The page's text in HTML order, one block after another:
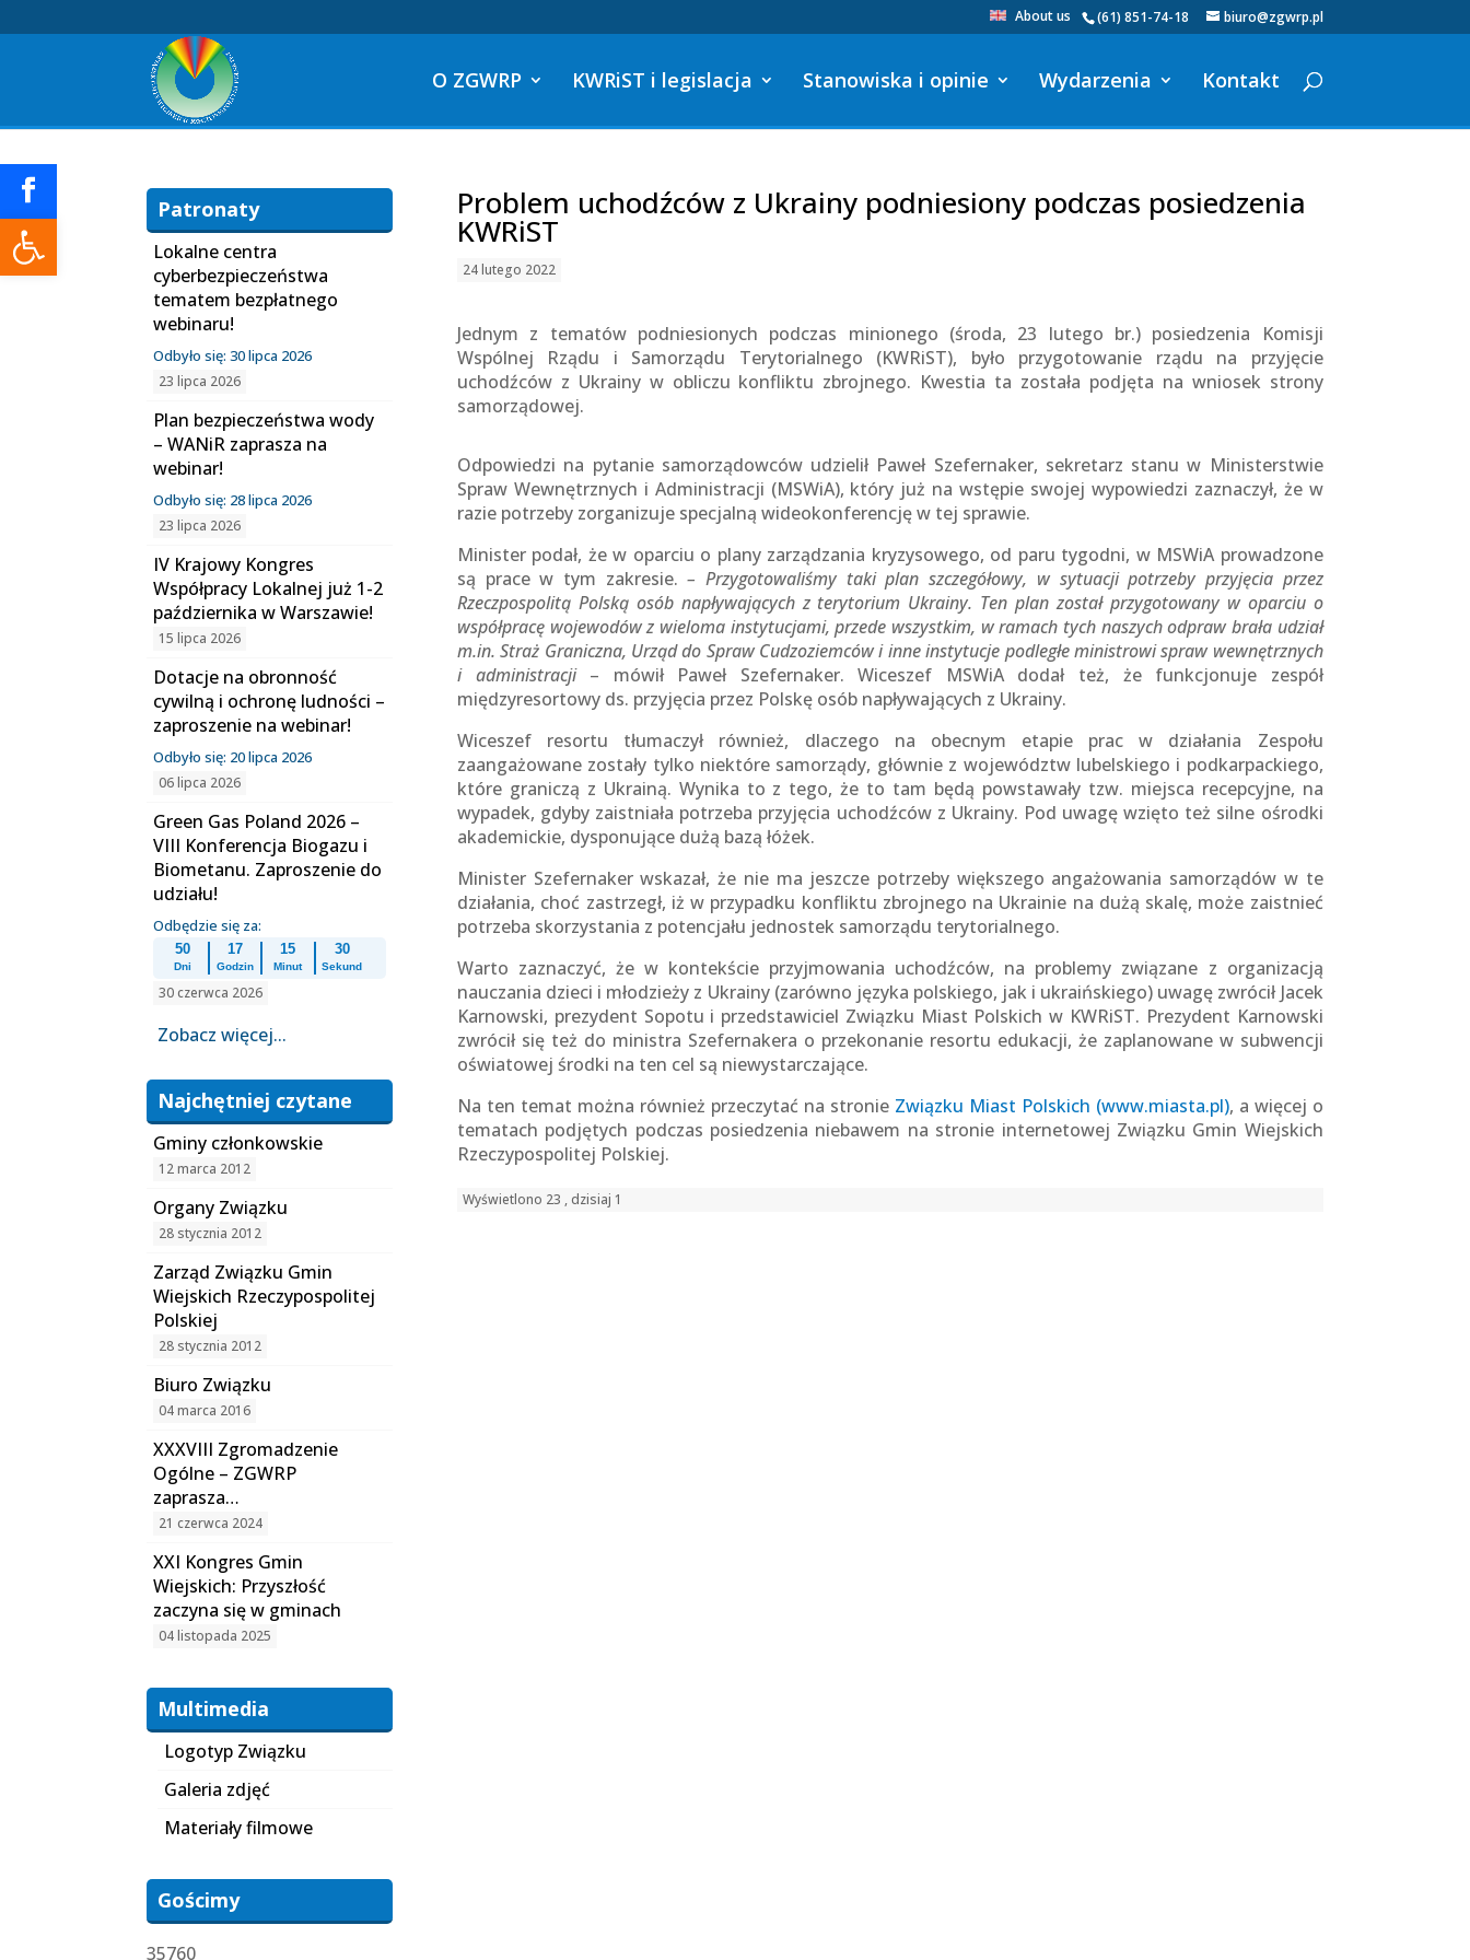
Otwórz pasek narzędzi
(61) 851-74-18 biuro@zgwrp.pl
About us
O ZGWRP KWRiST i legislacja Stanowiska i opinie Wydarzenia Kontakt
Problem uchodźców z Ukrainy podniesiony podczas posiedzenia
KWRiST
24 lutego 2022
Jednym z tematów podniesionych podczas minionego (środa, 23 lutego br.) posiedzenia Komisji
Wspólnej Rządu i Samorządu Terytorialnego (KWRiST), było przygotowanie rządu na przyjęcie
uchodźców z Ukrainy w obliczu konfliktu zbrojnego. Kwestia ta została podjęta na wniosek strony
samorządowej.
Odpowiedzi na pytanie samorządowców udzielił Paweł Szefernaker, sekretarz stanu w Ministerstwie
Spraw Wewnętrznych i Administracji (MSWiA), który już na wstępie swojej wypowiedzi zaznaczył, że w
razie potrzeby zorganizuje specjalną wideokonferencję w tej sprawie.
Minister podał, że w oparciu o plany zarządzania kryzysowego, od paru tygodni, w MSWiA prowadzone
są prace w tym zakresie.– Przygotowaliśmy taki plan szczegółowy, w sytuacji potrzeby przyjęcia przez
Rzeczpospolitą Polską osób napływających z terytorium Ukrainy. Ten plan został przygotowany w oparciu o
współpracę wojewodów z wieloma instytucjami, przede wszystkim, w ramach tych naszych odpraw brała udział
m.in. Straż Graniczna, Urząd do SprawCudzoziemców i inne instytucje podległe ministrowi spraw wewnętrznych
i administracji – mówił Paweł Szefernaker. Wiceszef MSWiA dodał też, że funkcjonuje zespół
międzyresortowy ds. przyjęcia przez Polskę osób napływających z Ukrainy.
Wiceszef resortu tłumaczył również, dlaczego na obecnym etapie prac w działania Zespołu
zaangażowane zostały tylko niektóre samorządy, głównie z województw lubelskiego i podkarpackiego,
które graniczą z Ukrainą. Wynika to z tego, że to tam będą powstawały tzw. miejsca recepcyjne, na
wypadek, gdyby zaistniała potrzeba przyjęcia uchodźców z Ukrainy. Pod uwagę wzięto też silne ośrodki
akademickie, dysponujące dużą bazą łóżek.
Minister Szefernaker wskazał, że nie ma jeszcze potrzeby większego angażowania samorządów w te
działania, choć zastrzegł, iż w przypadku konfliktu zbrojnego na Ukrainie na dużą skalę, może zaistnieć
potrzeba skorzystania z potencjału jednostek samorządu terytorialnego.
Warto zaznaczyć, że w kontekście przyjmowania uchodźców, na problemy związane z organizacją
nauczania dzieci i młodzieży z Ukrainy (zarówno języka polskiego, jak i ukraińskiego) uwagę zwrócił Jacek
Karnowski, prezydent Sopotu i przedstawiciel Związku Miast Polskich w KWRiST. Prezydent Karnowski
zwrócił się też do ministra Szefernakera o przekonanie resortu edukacji, że zaplanowane w subwencji
oświatowej środki na ten cel są niewystarczające.
Na ten temat można również przeczytać na stronie Związku Miast Polskich (www.miasta.pl), a więcej o
tematach podjętych podczas posiedzenia niebawem na stronie internetowej Związku Gmin Wiejskich
Rzeczypospolitej Polskiej.
Wyświetlono 23 , dzisiaj 1
Patronaty
Lokalne centra
cyberbezpieczeństwa
tematem bezpłatnego
webinaru!
Odbyło się: 30 lipca 2026
23 lipca 2026
Plan bezpieczeństwa wody
– WANiR zaprasza na
webinar!
Odbyło się: 28 lipca 2026
23 lipca 2026
IV Krajowy Kongres
Współpracy Lokalnej już 1-2
października w Warszawie!
15 lipca 2026
Dotacje na obronność
cywilną i ochronę ludności –
zaproszenie na webinar!
Odbyło się: 20 lipca 2026
06 lipca 2026
Green Gas Poland 2026 –
VIII Konferencja Biogazu i
Biometanu. Zaproszenie do
udziału!
Odbędzie się za:
50
Dni
17
Godzin
15
Minut
30
Sekund
30 czerwca 2026
Zobacz więcej...
Najchętniej czytane
Gminy członkowskie
12 marca 2012
Organy Związku
28 stycznia 2012
Zarząd Związku Gmin
Wiejskich Rzeczypospolitej
Polskiej
28 stycznia 2012
Biuro Związku
04 marca 2016
XXXVIII Zgromadzenie
Ogólne – ZGWRP
zaprasza…
21 czerwca 2024
XXI Kongres Gmin
Wiejskich: Przyszłość
zaczyna się w gminach
04 listopada 2025
Multimedia
Logotyp Związku
Galeria zdjęć
Materiały filmowe
Gościmy
35760